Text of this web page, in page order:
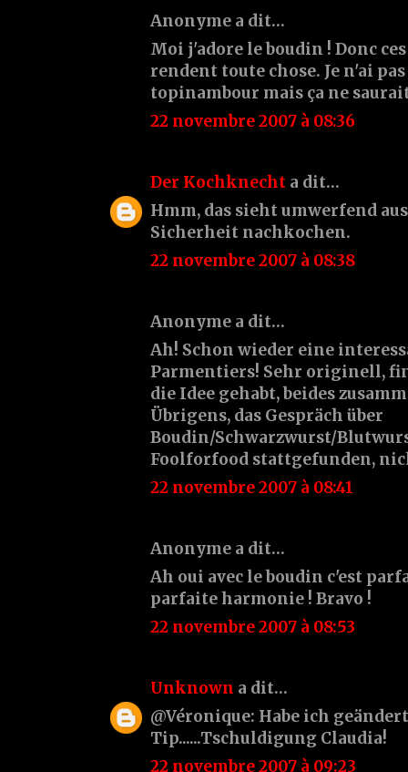
Anonyme a dit…
Moi j'adore le boudin ! Donc
rendent toute chose. Je n'ai
topinambour mais ça ne
22 novembre 2007 à 08:36
Der Kochknecht a dit…
Hmm, das sieht umwerfend
Sicherheit nachkochen.
22 novembre 2007 à 08:38
Anonyme a dit…
Ah! Schon wieder eine
Parmentiers! Sehr originell,
die Idee gehabt, beides
Übrigens, das Gespräch über
Boudin/Schwarzwurst/
Foolforfood stattgefunden,
22 novembre 2007 à 08:41
Anonyme a dit…
Ah oui avec le boudin c'est
parfaite harmonie ! Bravo !
22 novembre 2007 à 08:53
Unknown a dit…
@Véronique: Habe ich
Tip......Tschuldigung Claudia!
22 novembre 2007 à 09:23